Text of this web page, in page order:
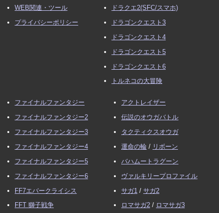
WEB関連・ツール
プライバシーポリシー
ドラクエ2(SFC/スマホ)
ドラゴンクエスト3
ドラゴンクエスト4
ドラゴンクエスト5
ドラゴンクエスト6
トルネコの大冒険
ファイナルファンタジー
ファイナルファンタジー2
ファイナルファンタジー3
ファイナルファンタジー4
ファイナルファンタジー5
ファイナルファンタジー6
FF7エバークライシス
FFT 獅子戦争
アクトレイザー
伝説のオウガバトル
タクティクスオウガ
運命の輪 / リボーン
バハムートラグーン
ヴァルキリープロファイル
サガ1 / サガ2
ロマサガ2 / ロマサガ3